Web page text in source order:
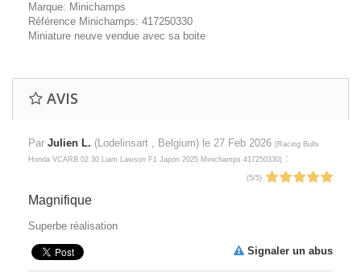
Marque: Minichamps
Référence Minichamps: 417250330
Miniature neuve vendue avec sa boite
AVIS
Par Julien L. (Lodelinsart , Belgium) le 27 Feb 2026 (Racing Bulls
Honda VCARB 02 30 Liam Lawson F1 Japon 2025 Minichamps 417250330) :
(5/5)
Magnifique
Superbe réalisation
Signaler un abus